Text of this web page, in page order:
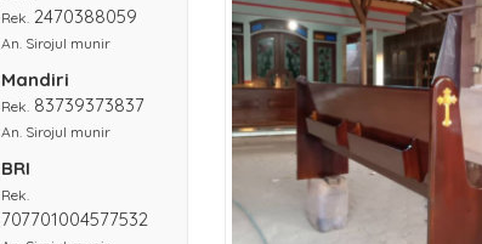
Rek. 2470388059
An. Sirojul munir
Mandiri
Rek. 83739373837
An. Sirojul munir
BRI
Rek.
707701004577532